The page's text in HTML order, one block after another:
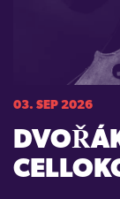
03. SEP 2026